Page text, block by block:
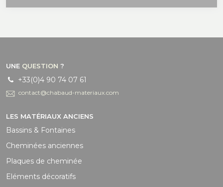
UNE QUESTION ?
+33(0)4 90 74 07 61
contact@chabaud-materiaux.com
LES MATÉRIAUX ANCIENS
Bassins & Fontaines
Cheminées anciennes
Plaques de cheminée
Eléments décoratifs